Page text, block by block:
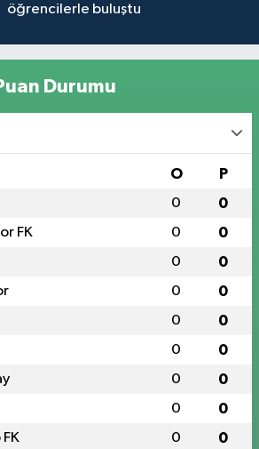
öğrencilerle buluştu
Durumu
O P
0 0
FK 0 0
0 0
0 0
0 0
0 0
0 0
0 0
0 0